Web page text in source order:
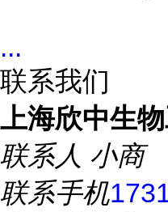
...
联系我们
上海欣中生
联系人 小商
联系手机